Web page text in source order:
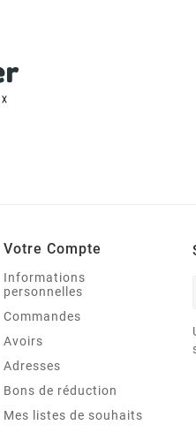
Votre Compte
Informations
personnelles
Commandes
Avoirs
Adresses
Bons de réduction
Mes listes de souhaits